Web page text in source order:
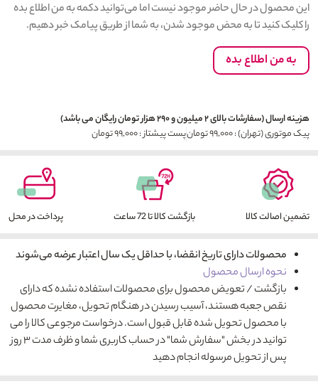
این محصول در حال حاضر موجود نیست اما می‌توانید دکمه به من اطلاع بده
را کلیک کنید تا به محض موجود شدن، به شما از طریق پیامک خبر دهیم.
به من اطلاع بده
هزینه ارسال (سفارشات بالای ۲ میلیون و ۲۹۰ هزار تومان رایگان می باشد)
پیک موتوری (تهران) : ۹۹,۰۰۰ تومان
پست پیشتاز : ۹۹,۰۰۰ تومان
تضمین اصالت کالا بازگشت کالا تا 72 ساعت پرداخت در محل
محصولات دارای تاریخ انقضا، با حداقل یک سال اعتبار عرضه می‌شوند
نحوه ارسال محصول
بازگشت / تعویض محصول برای محصولات استفاده نشده که دارای
نقص جعبه هستند، آسیب رسیدن در هنگام تحویل، مغایرت محصول
با محصول تحویل شده قابل قبول است. درخواست مرجوعی کالا را می
توانید در بخش "سفارش شما" در حساب کاربری شما و ظرف مدت ۳ روز
پس از تحویل مرسوله انجام دهید